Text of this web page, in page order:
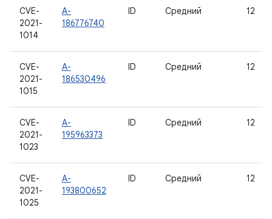
CVE-
2021-
1014
A-
186776740
ID Средний 12
CVE-
2021-
1015
A-
186530496
ID Средний 12
CVE-
2021-
1023
A-
195963373
ID Средний 12
CVE-
2021-
1025
A-
193800652
ID Средний 12